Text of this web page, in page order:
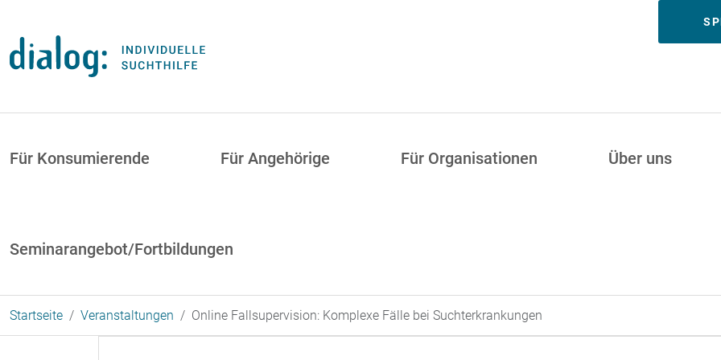
Für Konsumierende Für Angehörige Für Organisationen Über uns
Seminarangebot/Fortbildungen
Startseite Veranstaltungen Online Fallsupervision: Komplexe Fälle bei Suchterkrankungen